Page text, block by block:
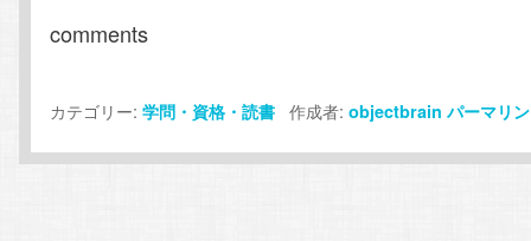
comments
カテゴリー:学問・資格・読書 作成者:objectbrain パーマリ